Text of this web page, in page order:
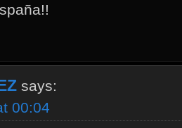
says:
00:04